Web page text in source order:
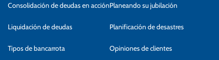
Consolidación de deudas en acción
Liquidación de deudas
Tipos de bancarrota
Planeando su jubilación
Planificación de desastres
Opiniones de clientes